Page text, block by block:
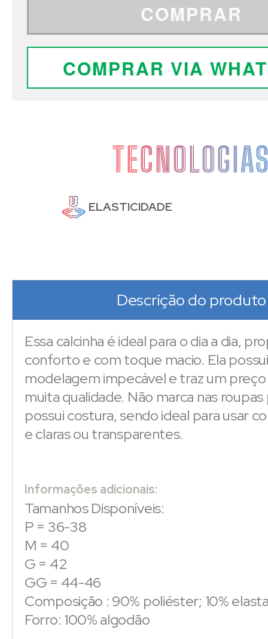
COMPRAR
COMPRAR VIA
ELASTICIDADE
Descrição do produto
Essa calcinha é ideal para o dia a dia,
conforto e com toque macio. Ela
modelagem impecável e traz um
muita qualidade. Não marca nas roupas
possui costura, sendo ideal para usar
e claras ou transparentes.
Informações adicionais:
Tamanhos Disponíveis:
P = 36-38
M = 40
G = 42
GG = 44-46
Composição : 90% poliéster; 10%
Forro: 100% algodão